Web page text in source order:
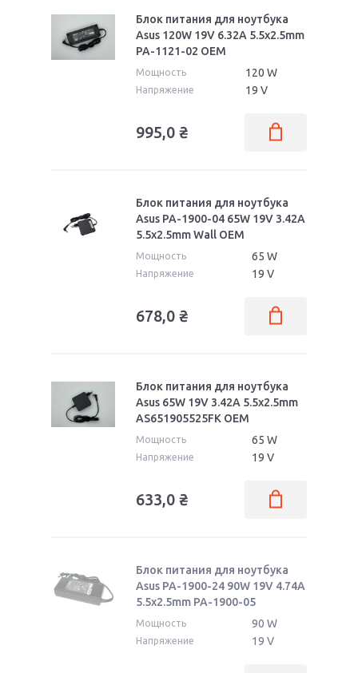
Блок питания для ноутбука
Asus 120W 19V 6.32A 5.5x2.5mm
PA-1121-02 OEM
Мощность 120 W
Напряжение 19 V
995,0 ₴
Блок питания для ноутбука
Asus PA-1900-04 65W 19V 3.42A
5.5x2.5mm Wall OEM
Мощность 65 W
Напряжение 19 V
678,0 ₴
Блок питания для ноутбука
Asus 65W 19V 3.42A 5.5x2.5mm
AS651905525FK OEM
Мощность 65 W
Напряжение 19 V
633,0 ₴
Блок питания для ноутбука
Asus PA-1900-24 90W 19V 4.74A
5.5x2.5mm PA-1900-05
Мощность 90 W
Напряжение 19 V